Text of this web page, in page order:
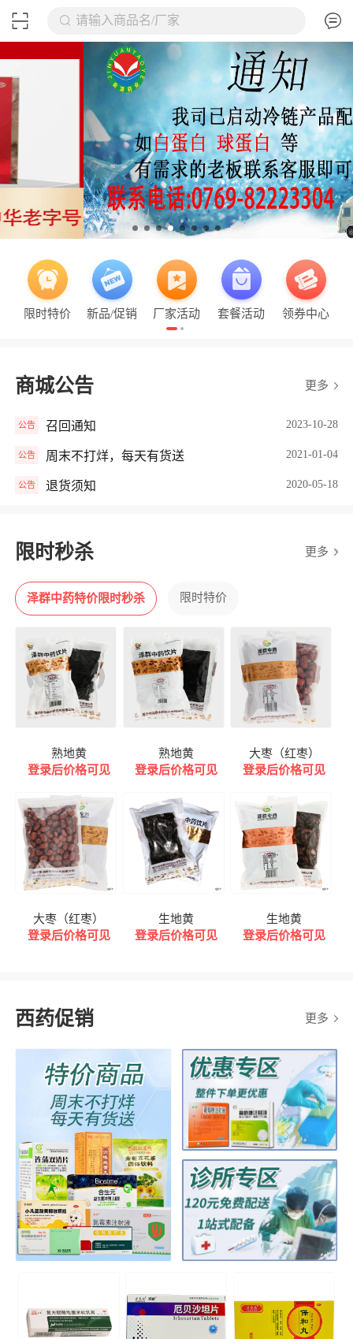
请输入商品名/厂家
限时特价 新品/促销 厂家活动 套餐活动 领券中心
商城公告 更多
公告 召回通知 2023-10-28
公告 周末不打烊，每天有货送 2021-01-04
公告 退货须知 2020-05-18
限时秒杀 更多
泽群中药特价限时秒杀 限时特价
熟地黄
登录后价格可见
熟地黄
登录后价格可见
大枣（红枣）
登录后价格可见
大枣（红枣）
登录后价格可见
生地黄
登录后价格可见
生地黄
登录后价格可见
西药促销 更多